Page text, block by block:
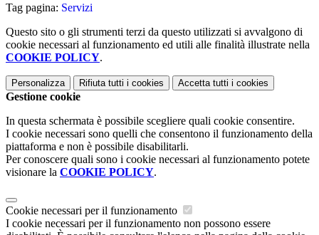
Tag pagina: Servizi
Questo sito o gli strumenti terzi da questo utilizzati si avvalgono di
cookie necessari al funzionamento ed utili alle finalità illustrate nella
COOKIE POLICY.
Personalizza Rifiuta tutti i cookies Accetta tutti i cookies
Gestione cookie
In questa schermata è possibile scegliere quali cookie consentire.
I cookie necessari sono quelli che consentono il funzionamento della
piattaforma e non è possibile disabilitarli.
Per conoscere quali sono i cookie necessari al funzionamento potete
visionare la COOKIE POLICY.
Cookie necessari per il funzionamento
I cookie necessari per il funzionamento non possono essere